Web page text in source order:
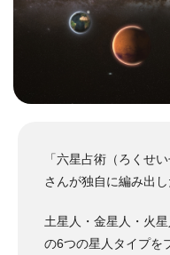
「六星占術（ろくせ
さんが独自に編み出し
土星人・金星人・火
の6つの星人タイプを